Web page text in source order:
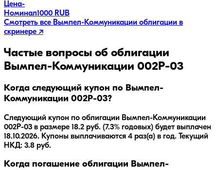
Цена-
Номинал1000 RUB
Смотреть все Вымпел-Коммуникации облигации в
скринере ↗
Частые вопросы об облигации
Вымпел-Коммуникации 002Р-03
Когда следующий купон по Вымпел-
Коммуникации 002Р-03?
Следующий купон по облигации Вымпел-Коммуникации
002Р-03 в размере 18.2 руб. (7.3% годовых) будет выплачен
18.10.2026. Купоны выплачиваются 4 раз(а) в год. Текущий
НКД: 3.8 руб.
Когда погашение облигации Вымпел-